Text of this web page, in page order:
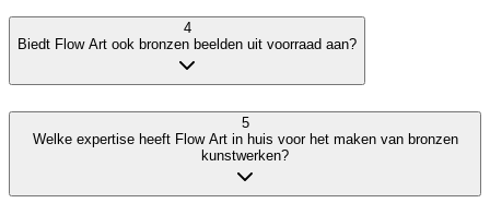
4
Biedt Flow Art ook bronzen beelden uit voorraad aan?
5
Welke expertise heeft Flow Art in huis voor het maken van bronzen
kunstwerken?